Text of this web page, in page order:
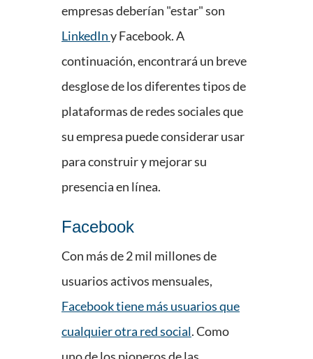
empresas deberían "estar" son
LinkedIny Facebook. A
continuación, encontrará un breve
desglose de los diferentes tipos de
plataformas de redes sociales que
su empresa puede considerar usar
para construir y mejorar su
presencia en línea.
Facebook
Con más de 2 mil millones de
usuarios activos mensuales,
Facebook tiene más usuarios que
cualquier otra red social. Como